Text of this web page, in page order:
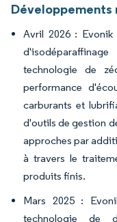
Avril 2026 :
technologie de
performance
carburants et
d'outils de gestion
approches par
à travers le
produits finis.
Mars 2025 :
technologie de